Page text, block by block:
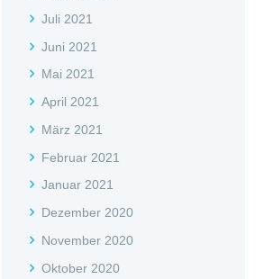
Juli 2021
Juni 2021
Mai 2021
April 2021
März 2021
Februar 2021
Januar 2021
Dezember 2020
November 2020
Oktober 2020